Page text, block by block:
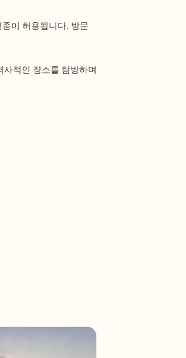
이 허용됩니다. 방문
적인 장소를 탐방하며